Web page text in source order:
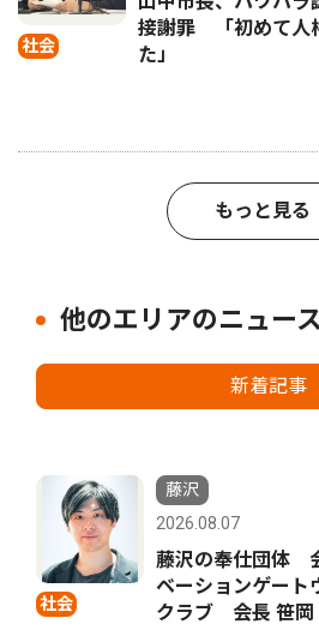
社会
接謝罪 「初めて人
た」
もっと見る
他のエリアのニュース
新着記事
社会
藤沢
2026.08.07
藤沢の奉仕団体
ベーションゲート
クラブ 会長 笹岡